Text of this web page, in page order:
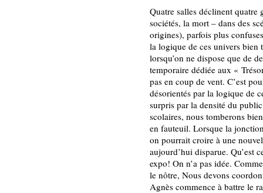
Quatre salles déclinent quatre
sociétés, la mort – dans des
origines), parfois plus
la logique de ces univers
lorsqu’on ne dispose que de
temporaire dédiée aux «
pas en coup de vent. C’est
désorientés par la logique de
surpris par la densité du
scolaires, nous tomberons
en fauteuil. Lorsque la
on pourrait croire à une
aujourd’hui disparue. Qu’est
expo! On n’a pas idée.
le nôtre, Nous devons
Agnès commence à battre le